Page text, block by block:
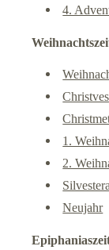
4.
1.
2.
Neujahr